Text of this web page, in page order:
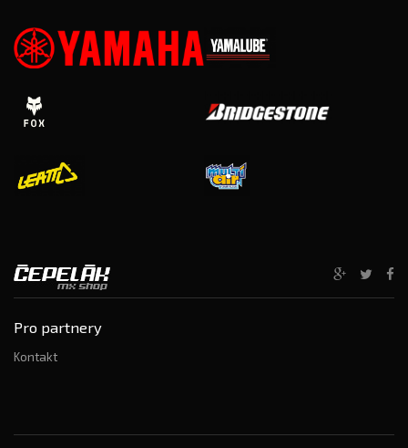
Pro partnery
Kontakt